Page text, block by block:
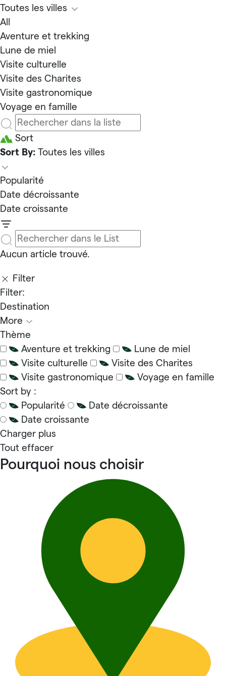
Toutes les villes
All
Aventure et trekking
Lune de miel
Visite culturelle
Visite des Charites
Visite gastronomique
Voyage en famille
Sort
Sort By: Toutes les villes
Popularité
Date décroissante
Date croissante
Aucun article trouvé.
Filter
Filter:
Destination
More
Thème
Aventure et trekking
Lune de miel
Visite culturelle
Visite des Charites
Visite gastronomique
Voyage en famille
Sort by :
Popularité
Date décroissante
Date croissante
Charger plus
Tout effacer
Pourquoi nous choisir